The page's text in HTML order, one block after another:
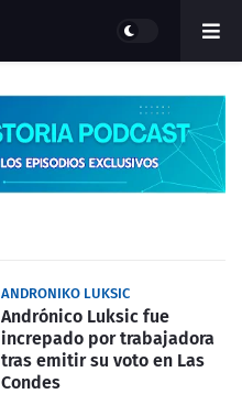
ANDRONIKO LUKSIC
Andrónico Luksic fue
increpado por trabajadora
tras emitir su voto en Las
Condes